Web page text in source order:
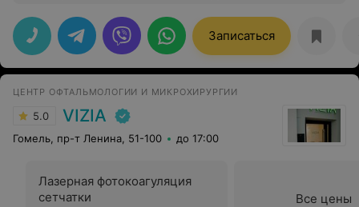
Записаться
ЦЕНТР ОФТАЛЬМОЛОГИИ И МИКРОХИРУРГИИ
5.0 VIZIA
Гомель, пр-т Ленина, 51-100 до 17:00
Лазерная фотокоагуляция
сетчатки
Все цены